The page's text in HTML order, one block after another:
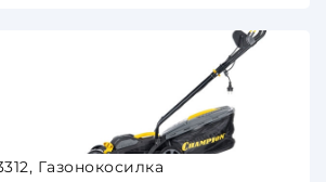
Газонокосилка